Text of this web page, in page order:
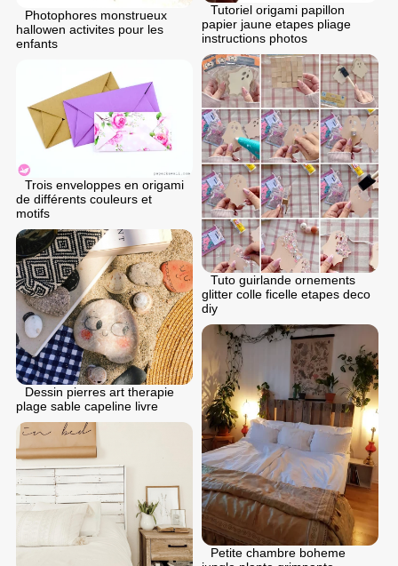
Tutoriel origami papillon
papier jaune etapes pliage
instructions photos
Photophores monstrueux
hallowen activites pour les
enfants
Tuto guirlande ornements
glitter colle ficelle etapes deco
diy
Trois enveloppes en origami
de différents couleurs et
motifs
Dessin pierres art therapie
plage sable capeline livre
Petite chambre boheme